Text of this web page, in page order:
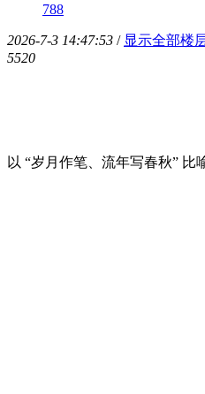
788
2026-7-3 14:47:53 / 显示全部楼
5520
以 “岁月作笔、流年写春秋”